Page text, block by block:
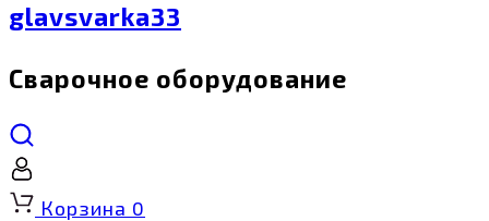
glavsvarka33
Сварочное оборудование
Корзина 0